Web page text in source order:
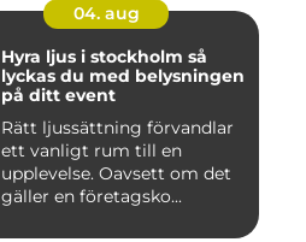
04. aug
Hyra ljus i stockholm så
lyckas du med belysningen
på ditt event
Rätt ljussättning förvandlar
ett vanligt rum till en
upplevelse. Oavsett om det
gäller en företagsko...